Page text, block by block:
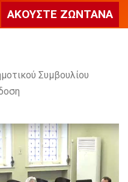
ΑΚΟΎΣΤΕ ΖΩΝΤΑΝΆ
Συμβουλίου